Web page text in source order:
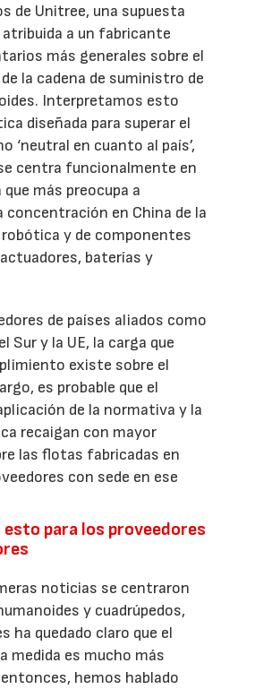
de Unitree, una supuesta
a un fabricante
más generales sobre el
la cadena de suministro de
Interpretamos esto
diseñada para superar el
‘neutral en cuanto al país’,
centra funcionalmente en
más preocupa a
concentración en China de la
y de componentes
baterías y
de países aliados como
Sur y la UE, la carga que
existe sobre el
es probable que el
de la normativa y la
recaigan con mayor
las flotas fabricadas en
con sede en ese
para los proveedores
noticias se centraron
y cuadrúpedos,
ha quedado claro que el
medida es mucho más
hemos hablado